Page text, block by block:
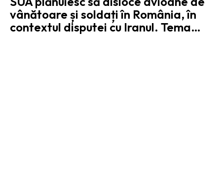
vânătoare și soldați în România, în
contextul disputei cu Iranul. Tema…